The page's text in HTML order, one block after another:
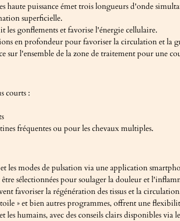
puissance émet trois longueurs d'onde
superficielle.
les gonflements et favorise l'énergie cellulaire.
en profondeur pour favoriser la circulation et la
sur l'ensemble de la zone de traitement pour une
courts :
fréquentes ou pour les chevaux multiples.
les modes de pulsation via une application
sélectionnées pour soulager la douleur et
favoriser la régénération des tissus et la
» et bien autres programmes, offrent une
les humains, avec des conseils clairs disponibles via